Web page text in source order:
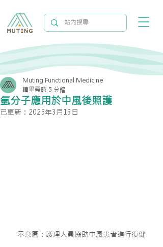
氫分子應用於中風後照護
Muting Functional Medicine
讀畢需時 5 分鐘
已更新： 2025年3月13日
示意圖：護理人員協助中風患者進行復健